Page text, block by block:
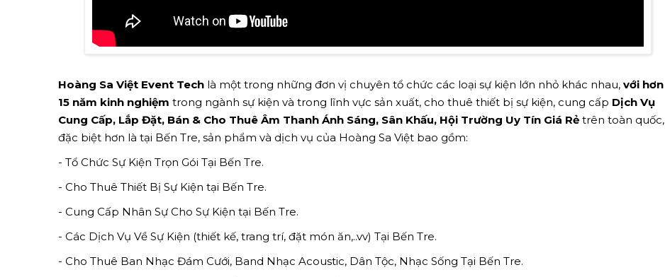
Hoàng Sa Việt Event Tech là một trong những đơn vị chuyên tổ chức các loại sự kiện lớn nhỏ khác nhau, với hơn
15 năm kinh nghiệm trong ngành sự kiện và trong lĩnh vực sản xuất, cho thuê thiết bị sự kiện, cung cấp Dịch Vụ
Cung Cấp, Lắp Đặt, Bán & Cho Thuê Âm Thanh Ánh Sáng, Sân Khấu, Hội Trường Uy Tín Giá Rẻ trên toàn quốc,
đặc biệt hơn là tại Bến Tre, sản phẩm và dịch vụ của Hoàng Sa Việt bao gồm:
- Tổ Chức Sự Kiện Trọn Gói Tại Bến Tre.
- Cho Thuê Thiết Bị Sự Kiện tại Bến Tre.
- Cung Cấp Nhân Sự Cho Sự Kiện tại Bến Tre.
- Các Dịch Vụ Về Sự Kiện (thiết kế, trang trí, đặt món ăn,..vv) Tại Bến Tre.
- Cho Thuê Ban Nhạc Đám Cưới, Band Nhạc Acoustic, Dân Tộc, Nhạc Sống Tại Bến Tre.